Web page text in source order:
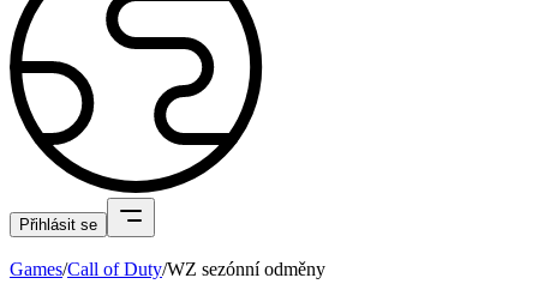
Přihlásit se
Games/Call of Duty/WZ sezónní odměny